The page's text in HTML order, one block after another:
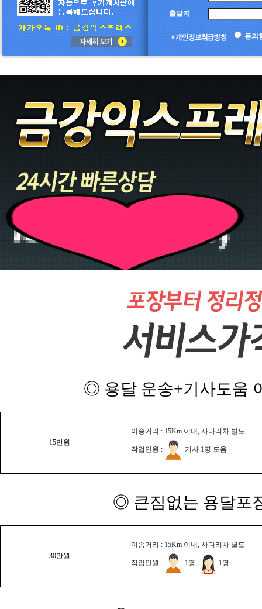
출발지
동의
◎ 용달 운송+기사도움
15만원
이송거리 : 15Km 이내, 사다리차 별도
작업인원 : 기사 1명 도움
◎ 큰짐없는 용달포
30만원
이송거리 : 15Km 이내, 사다리차 별도
작업인원 : 1명, 1명